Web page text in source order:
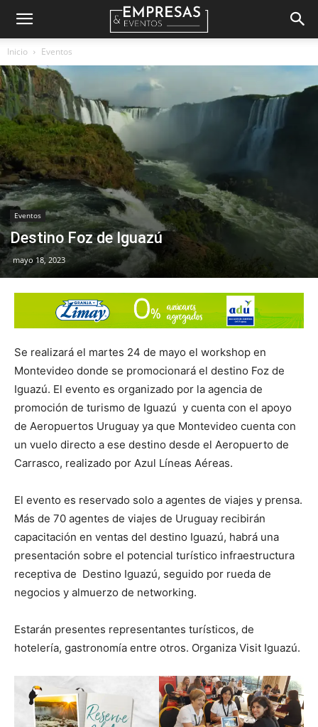
Empresas
&
Eventos
Inicio Eventos
Eventos
Destino Foz de Iguazú
mayo 18, 2023
Se realizará el martes 24 de mayo el workshop en
Montevideo donde se promocionará el destino Foz de
Iguazú. El evento es organizado por la agencia de
promoción de turismo de Iguazú y cuenta con el apoyo
de Aeropuertos Uruguay ya que Montevideo cuenta con
un vuelo directo a ese destino desde el Aeropuerto de
Carrasco, realizado por Azul Líneas Aéreas.
El evento es reservado solo a agentes de viajes y prensa.
Más de 70 agentes de viajes de Uruguay recibirán
capacitación en ventas del destino Iguazú, habrá una
presentación sobre el potencial turístico infraestructura
receptiva de Destino Iguazú, seguido por rueda de
negocios y almuerzo de networking.
Estarán presentes representantes turísticos, de
hotelería, gastronomía entre otros. Organiza Visit Iguazú.